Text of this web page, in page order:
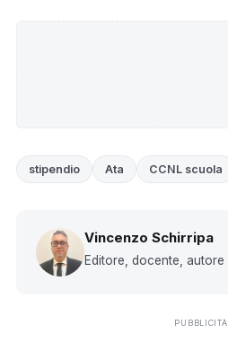
stipendio Ata CCNL scuola
Vincenzo Schirripa
Editore, docente, autore
PUBBLICITÀ